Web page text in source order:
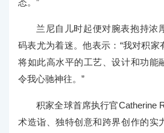
态。”
兰尼自儿时起便对腕表抱持浓
码表尤为着迷。他表示：“我对积家
将如此高水平的工艺、设计和功能
令我心驰神往。”
积家全球首席执行官Catherine
术造诣、独特创意和跨界创作的实